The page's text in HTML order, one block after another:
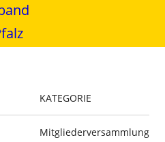
KATEGORIE
Mitgliederversammlung